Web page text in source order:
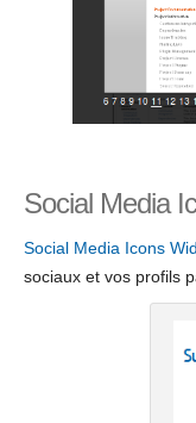
Social Media
Social Media Icons
sociaux et vos profils